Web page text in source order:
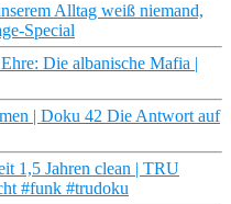
Alltag weiß niemand,
Special
Die albanische Mafia |
| Doku 42 Die Antwort auf
1,5 Jahren clean | TRU
#funk #trudoku